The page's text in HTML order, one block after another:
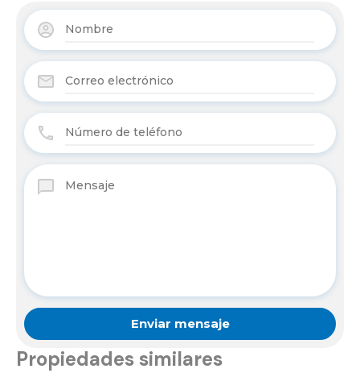
Propiedades similares